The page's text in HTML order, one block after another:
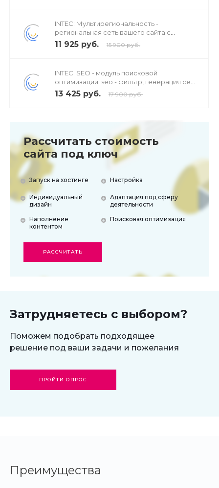
INTEC: Мультирегиональность -
региональная сеть вашего сайта с
продвижением в поисковиках
11 925 руб. 15 900 руб.
INTEC. SEO - модуль поисковой
оптимизации: seo - фильтр, генерация сео
- текстов, H1, мета-тегов
13 425 руб. 17 900 руб.
Рассчитать стоимость
сайта под ключ
Запуск на хостинге
Индивидуальный
дизайн
Наполнение
контентом
Настройка
Адаптация под сферу
деятельности
Поисковая оптимизация
РАССЧИТАТЬ
Затрудняетесь с выбором?
Поможем подобрать подходящее
решение под ваши задачи и пожелания
ПРОЙТИ ОПРОС
Преимущества